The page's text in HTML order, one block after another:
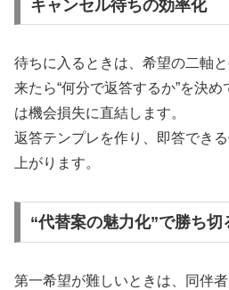
キャンセル待ちの効率化
待ちに入るときは、希望の二軸
来たら“何分で返答するか”を決
は機会損失に直結します。
返答テンプレを作り、即答でき
上がります。
“代替案の魅力化”で勝ち切
第一希望が難しいときは、同伴